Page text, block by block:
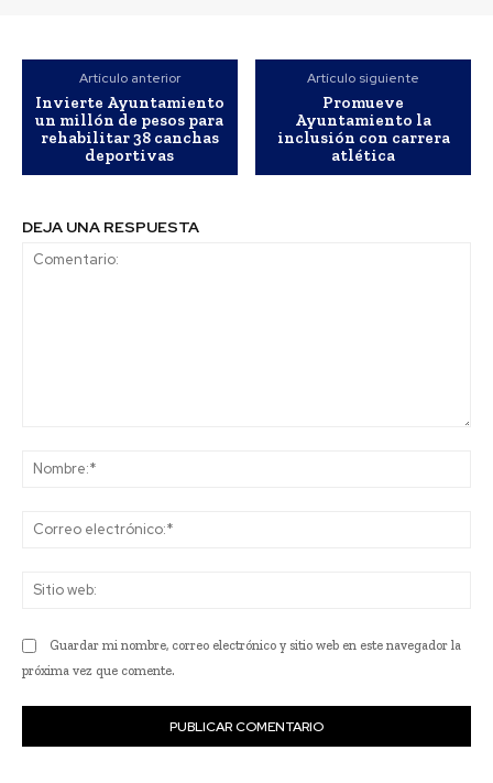
Artículo anterior
Invierte Ayuntamiento
un millón de pesos para
rehabilitar 38 canchas
deportivas
Artículo siguiente
Promueve
Ayuntamiento la
inclusión con carrera
atlética
DEJA UNA RESPUESTA
Guardar mi nombre, correo electrónico y sitio web en este navegador la
próxima vez que comente.